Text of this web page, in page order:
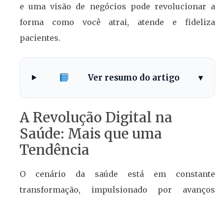
e uma visão de negócios pode revolucionar a
forma como você atrai, atende e fideliza
pacientes.
Ver resumo do artigo ▾
A Revolução Digital na
Saúde: Mais que uma
Tendência
O cenário da saúde está em constante
transformação, impulsionado por avanços